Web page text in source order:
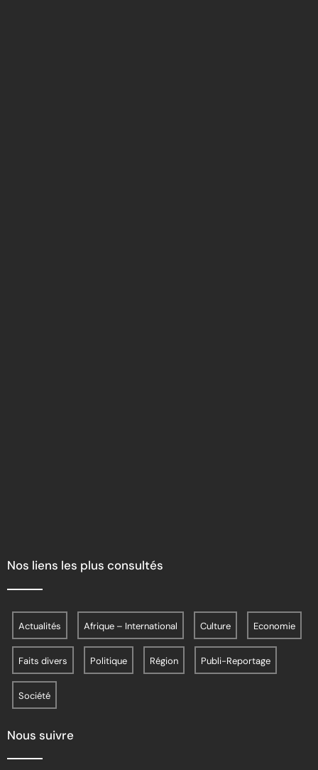
Nos liens les plus consultés
Actualités Afrique – International Culture Economie
Faits divers Politique Région Publi-Reportage
Société
Nous suivre